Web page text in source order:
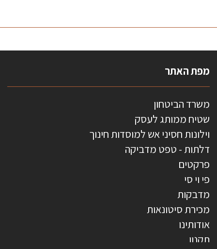
מפת האתר
משרד הביטחון
שטיח ממותג לעסק
וילונות חסיני אש למוסדות חינוך
דלתות - טפט מדביקה
פרקטים
פי וי סי
מדבקות
מכירת סיטונאות
אודותינו
תקנון